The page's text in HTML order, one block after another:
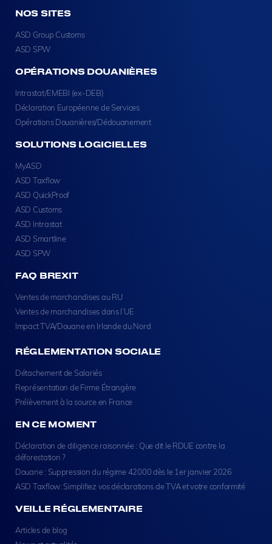
NOS SITES
ASD Group Customs
ASD SPW
OPÉRATIONS DOUANIÈRES
Intrastat/EMEBI (ex-DEB)
Déclaration Européenne de Services
Opérations Douanières/Dédouanement
SOLUTIONS LOGICIELLES
MyASD
ASD Taxflow
ASD QuickProof
ASD Customs
ASD Intrastat
ASD Smartline
ASD SPW
FAQ BREXIT
Ventes de marchandises au RU
Ventes de marchandises dans l’UE
Impact TVA/Douane en Irlande du Nord
RÉGLEMENTATION SOCIALE
Détachement de Salariés
Représentation de Firme Étrangère
Prélèvement à la source en France
EN CE MOMENT
Déclaration de diligence raisonnée : Que dit le RDUE contre la
déforestation ?
Douane : Suppression du régime 42000 dès le 1er janvier 2026
ASD Taxflow: Simplifiez vos déclarations de TVA et votre conformité
VEILLE RÉGLEMENTAIRE
Articles de blog